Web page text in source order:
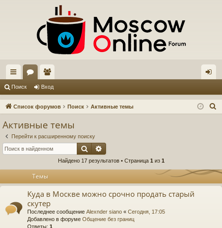
с
ы ум
ол
ьз
ел
д
Поиск Вход
Список форумов Поиск Активные темы
Активные темы
Перейти к расширенному поиску
Поиск
Найдено 17 результатов • Страница 1 из 1
Темы
Куда в Москве можно срочно продать старый
скутер
Последнее сообщение Alexnder siano « Сегодня, 17:05
Добавлено в форуме Общение без границ
Ответы: 1